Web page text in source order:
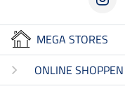
MEGA STORES
ONLINE SHOPPEN